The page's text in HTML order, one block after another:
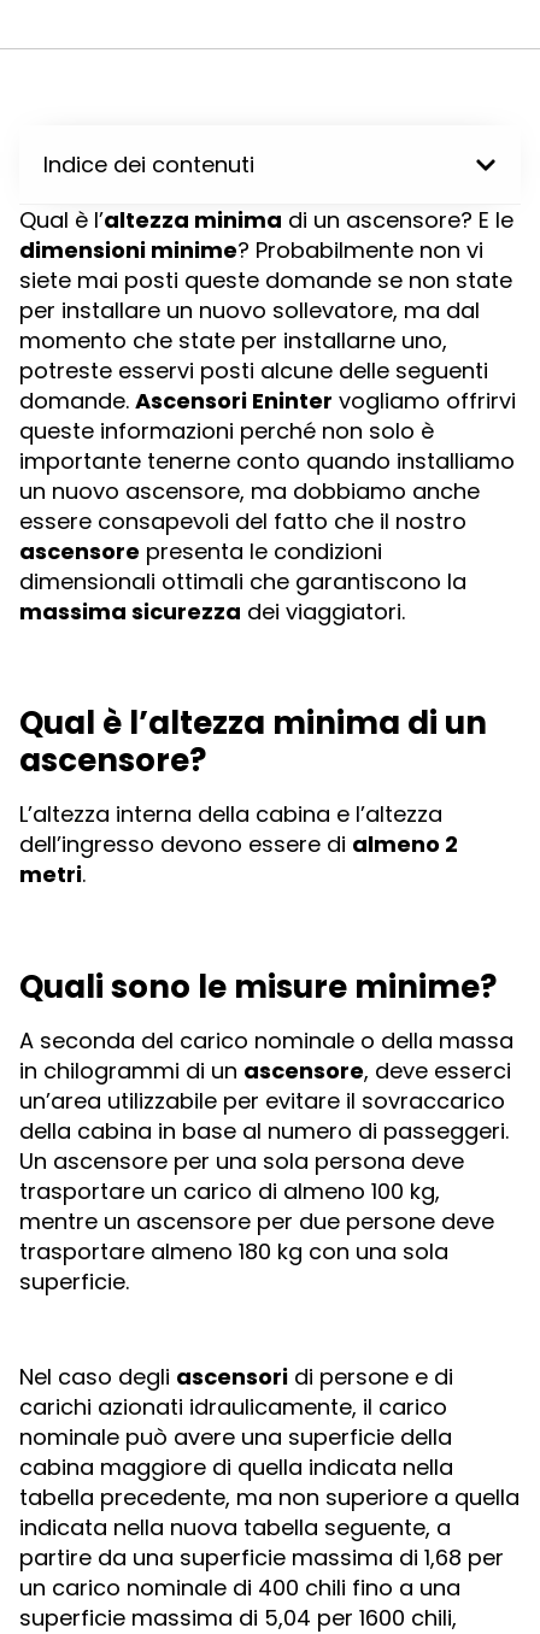
Indice dei contenuti
Qual è l’altezza minima di un ascensore? E le
dimensioni minime? Probabilmente non vi
siete mai posti queste domande se non state
per installare un nuovo sollevatore, ma dal
momento che state per installarne uno,
potreste esservi posti alcune delle seguenti
domande. Ascensori Eninter vogliamo offrirvi
queste informazioni perché non solo è
importante tenerne conto quando installiamo
un nuovo ascensore, ma dobbiamo anche
essere consapevoli del fatto che il nostro
ascensore presenta le condizioni
dimensionali ottimali che garantiscono la
massima sicurezza dei viaggiatori.
Qual è l’altezza minima di un
ascensore?
L’altezza interna della cabina e l’altezza
dell’ingresso devono essere di almeno 2
metri.
Quali sono le misure minime?
A seconda del carico nominale o della massa
in chilogrammi di un ascensore, deve esserci
un’area utilizzabile per evitare il sovraccarico
della cabina in base al numero di passeggeri.
Un ascensore per una sola persona deve
trasportare un carico di almeno 100 kg,
mentre un ascensore per due persone deve
trasportare almeno 180 kg con una sola
superficie.
Nel caso degli ascensori di persone e di
carichi azionati idraulicamente, il carico
nominale può avere una superficie della
cabina maggiore di quella indicata nella
tabella precedente, ma non superiore a quella
indicata nella nuova tabella seguente, a
partire da una superficie massima di 1,68 per
un carico nominale di 400 chili fino a una
superficie massima di 5,04 per 1600 chili,